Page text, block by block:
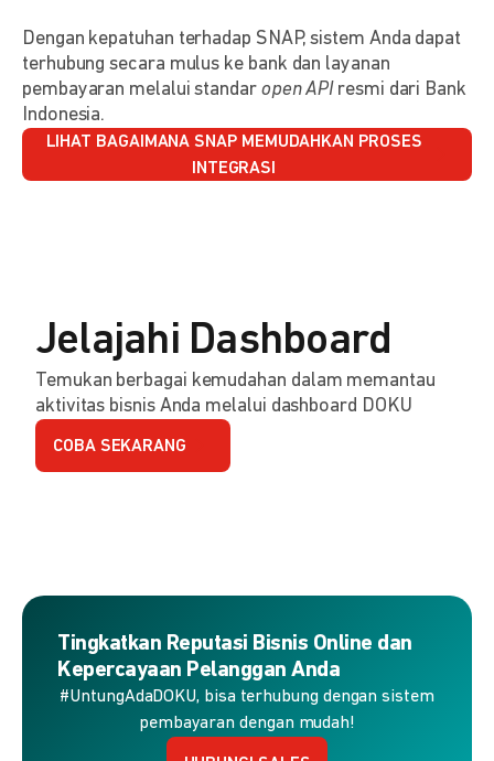
Dengan kepatuhan terhadap SNAP, sistem Anda dapat
terhubung secara mulus ke bank dan layanan
pembayaran melalui standar open APIresmi dari Bank
Indonesia.
LIHAT BAGAIMANA SNAP MEMUDAHKAN PROSES
INTEGRASI
Jelajahi Dashboard
Temukan berbagai kemudahan dalam memantau
aktivitas bisnis Anda melalui dashboard DOKU
COBA SEKARANG
Tingkatkan Reputasi Bisnis Online dan
Kepercayaan Pelanggan Anda
#UntungAdaDOKU, bisa terhubung dengan sistem
pembayaran dengan mudah!